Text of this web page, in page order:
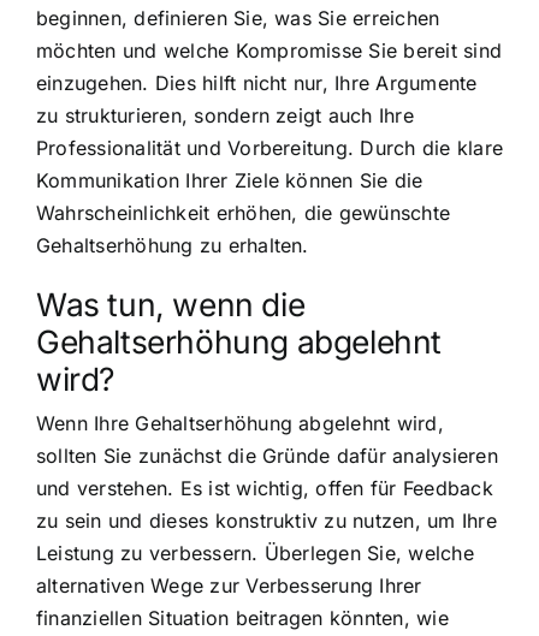
beginnen, definieren Sie, was Sie erreichen
möchten und welche Kompromisse Sie bereit sind
einzugehen. Dies hilft nicht nur, Ihre Argumente
zu strukturieren, sondern zeigt auch Ihre
Professionalität und Vorbereitung. Durch die klare
Kommunikation Ihrer Ziele können Sie die
Wahrscheinlichkeit erhöhen, die gewünschte
Gehaltserhöhung zu erhalten.
Was tun, wenn die
Gehaltserhöhung abgelehnt
wird?
Wenn Ihre Gehaltserhöhung abgelehnt wird,
sollten Sie zunächst die Gründe dafür analysieren
und verstehen. Es ist wichtig, offen für Feedback
zu sein und dieses konstruktiv zu nutzen, um Ihre
Leistung zu verbessern. Überlegen Sie, welche
alternativen Wege zur Verbesserung Ihrer
finanziellen Situation beitragen könnten, wie